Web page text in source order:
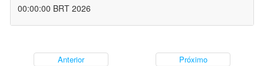
00:00:00 BRT 2026
Anterior Próximo